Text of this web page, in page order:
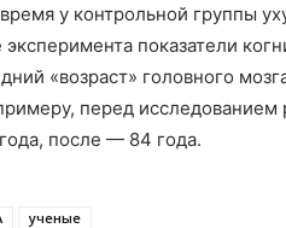
у контрольной группы
показатели
«возраст» головного
перед исследованием
после — 84 года.
ученые